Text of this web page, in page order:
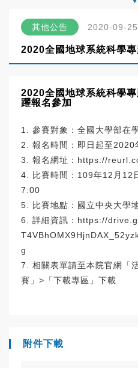
其他公告 2020-09-25
2020全國地球系統科學
2020全國地球系統科學
躍報名參加
1. 參賽對象：全國大學部在
2. 報名時間：即日起至
3. 報名網址： https://
4. 比賽時間：109年12月12
7:00
5. 比賽地點：國立中央大學
6. 詳細資訊： https://
g
7. 相關表單請至本院官網「
賽」>「下載專區」下載
附件下載